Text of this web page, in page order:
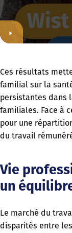
Ces résultats
familial sur la
persistantes dans
familiales. Face à
pour une
du travail
Vie
un
Le marché du
disparités entre